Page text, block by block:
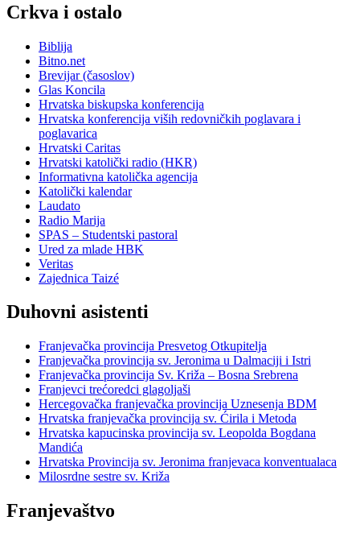
Crkva i ostalo
Biblija
Bitno.net
Brevijar (časoslov)
Glas Koncila
Hrvatska biskupska konferencija
Hrvatska konferencija viših redovničkih poglavara i
poglavarica
Hrvatski Caritas
Hrvatski katolički radio (HKR)
Informativna katolička agencija
Katolički kalendar
Laudato
Radio Marija
SPAS – Studentski pastoral
Ured za mlade HBK
Veritas
Zajednica Taizé
Duhovni asistenti
Franjevačka provincija Presvetog Otkupitelja
Franjevačka provincija sv. Jeronima u Dalmaciji i Istri
Franjevačka provincija Sv. Križa – Bosna Srebrena
Franjevci trećoredci glagoljaši
Hercegovačka franjevačka provincija Uznesenja BDM
Hrvatska franjevačka provincija sv. Ćirila i Metoda
Hrvatska kapucinska provincija sv. Leopolda Bogdana
Mandića
Hrvatska Provincija sv. Jeronima franjevaca konventualaca
Milosrdne sestre sv. Križa
Franjevaštvo